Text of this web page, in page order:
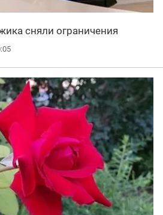
сняли ограничения